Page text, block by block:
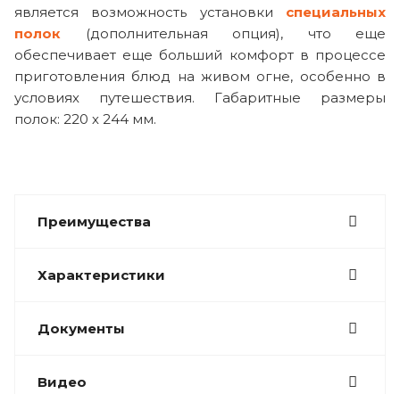
является возможность установки специальных
полок (дополнительная опция), что еще
обеспечивает еще больший комфорт в процессе
приготовления блюд на живом огне, особенно в
условиях путешествия. Габаритные размеры
полок: 220 х 244 мм.
Преимущества
Характеристики
Документы
Видео